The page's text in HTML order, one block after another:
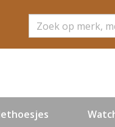
Zoeken